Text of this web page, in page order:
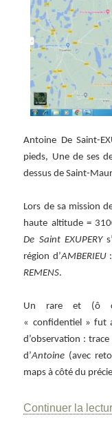
Antoine De Saint-
pieds, Une de ses
dessus de Saint-
Lors de sa mission
haute altitude =
De Saint EXUPERY
région d’AMBERIEU:
REMENS.
Un rare et (ô
« confidentiel » fut
d’observation :
d’Antoine (avec
maps à côté du
Continuer la